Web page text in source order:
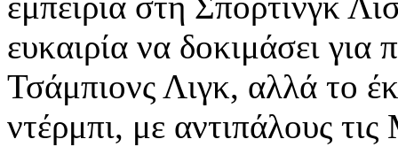
ευκαιρία να δοκιμάσει
Τσάμπιονς Λιγκ, αλλά το
ντέρμπι, με αντιπάλους